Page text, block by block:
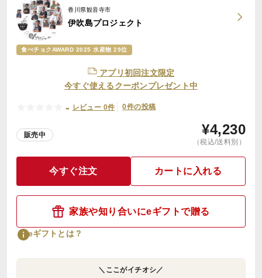
香川県観音寺市
伊吹島プロジェクト
食べチョクAWARD 2025 水産物 29位
アプリ初回注文限定
今すぐ使えるクーポンプレゼント中
- レビュー 0件 0件の投稿
販売中 ¥4,230
（税込/送料別）
今すぐ注文 カートに入れる
家族や知り合いにeギフトで贈る
eギフトとは？
＼ここがイチオシ／